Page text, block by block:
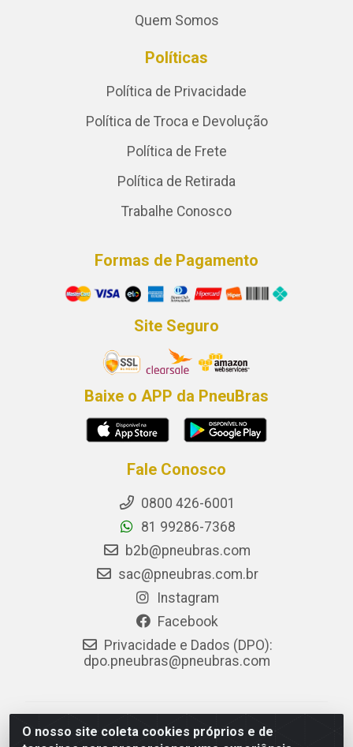
O nosso site coleta cookies próprios e de
Quem Somos
Políticas
Política de Privacidade
Política de Troca e Devolução
Política de Frete
Política de Retirada
Trabalhe Conosco
Formas de Pagamento
Site Seguro
Baixe o APP da PneuBras
Fale Conosco
0800 426-6001
81 99286-7368
b2b@pneubras.com
sac@pneubras.com.br
Instagram
Facebook
Privacidade e Dados (DPO):
dpo.pneubras@pneubras.com
PneuBras - Rodovia BR-101, KM 82 - Prazeres,
Jaboatão dos Guararapes/PE - CEP 54.335-000 - CNPJ